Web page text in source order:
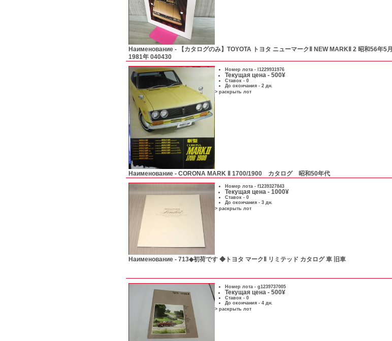
Наименование -
【カタログのみ】TOYOTA トヨタ ニューマークⅡ NEW MARKⅡ 2 昭和56年5月
1981年 040430
Номер лота - l1229931976
Текущая цена - 500¥
Ставок - 0
До окончания - 2 дн.
> раскрыть лот
Наименование - CORONA MARK Ⅱ 1700/1900 カタログ 昭和50年代
Номер лота - f1239327843
Текущая цена - 1000¥
Ставок - 0
До окончания - 3 дн.
> раскрыть лот
Наименование - 713◆初荷です ◆トヨタ マークⅡ リミテッド カタログ 車 旧車
Номер лота - g1239737005
Текущая цена - 500¥
Ставок - 0
До окончания - 4 дн.
> раскрыть лот